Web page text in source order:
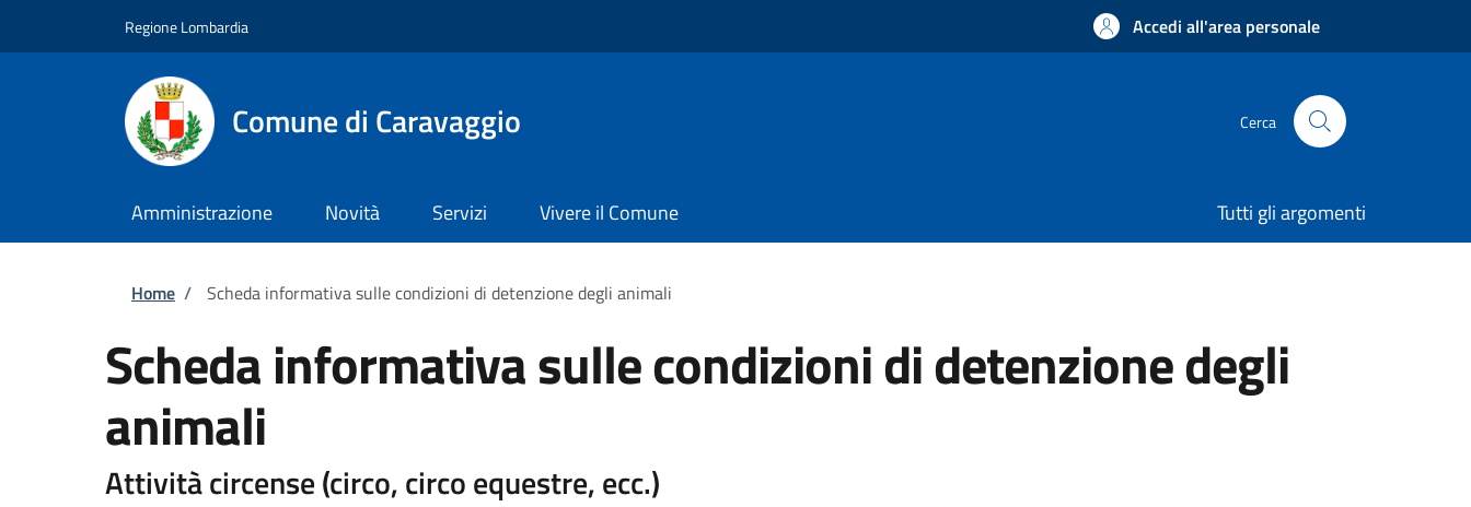
Regione Lombardia Accedi all'area personale
Comune di Caravaggio Cerca
Amministrazione Novità Servizi Vivere il Comune Tutti gli argomenti
Briciole di pane
Home / Scheda informativa sulle condizioni di detenzione degli animali
Scheda informativa sulle condizioni di detenzione degli
animali
Attività circense (circo, circo equestre, ecc.)